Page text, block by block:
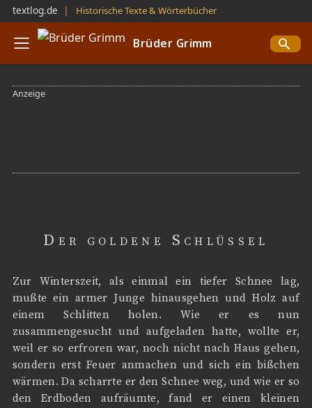
textlog.de ❘ Historische Texte & Wörterbücher
Brüder Grimm
Der goldene Schlüssel
Zur Winterszeit, als einmal ein tiefer Schnee lag,
mußte ein armer Junge hinausgehen und Holz auf
einem Schlitten holen. Wie er es nun
zusammengesucht und aufgeladen hatte, wollte er,
weil er so erfroren war, noch nicht nach Haus gehen,
sondern erst Feuer anmachen und sich ein bißchen
wärmen. Da scharrte er den Schnee weg, und wie er so
den Erdboden aufräumte, fand er einen kleinen